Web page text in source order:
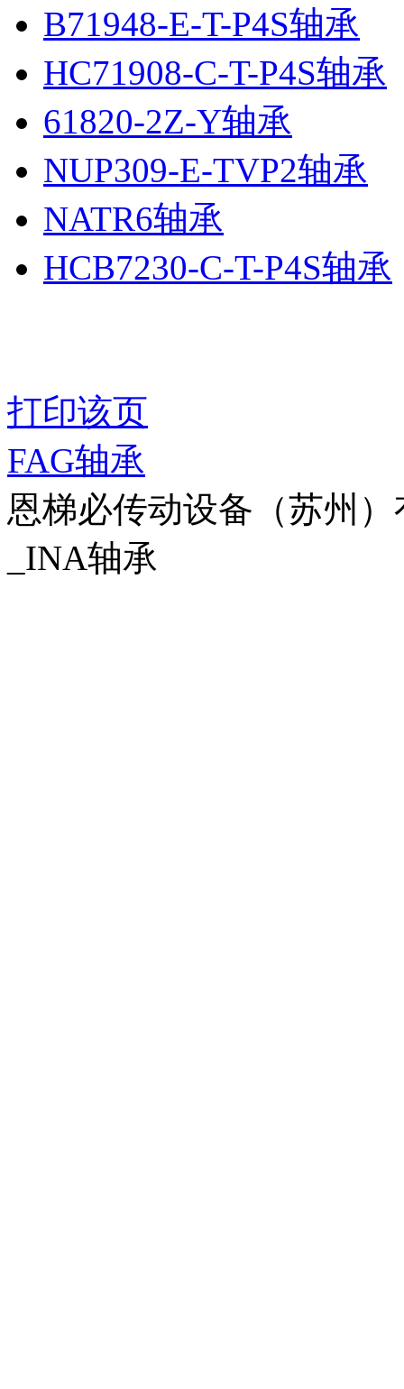
B71948-E-T-P4S轴承
HC71908-C-T-P4S轴承
61820-2Z-Y轴承
NUP309-E-TVP2轴承
NATR6轴承
HCB7230-C-T-P4S轴承
打印该页
FAG轴承
恩梯必传动设备（苏州
_INA轴承